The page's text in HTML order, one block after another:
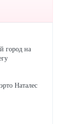
город на
Наталес